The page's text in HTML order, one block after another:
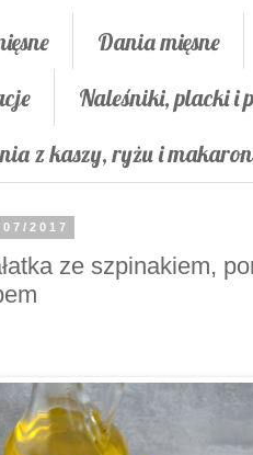
Dania mięsne
Naleśniki, placki i
z kaszy, ryżu i
2017
ze szpinakiem,